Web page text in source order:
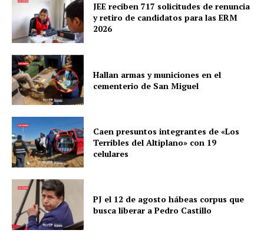
Diario los Andes
JEE reciben 717 solicitudes de renuncia
y retiro de candidatos para las ERM
2026
Hallan armas y municiones en el
cementerio de San Miguel
Caen presuntos integrantes de «Los
Terribles del Altiplano» con 19
celulares
PJ el 12 de agosto hábeas corpus que
busca liberar a Pedro Castillo